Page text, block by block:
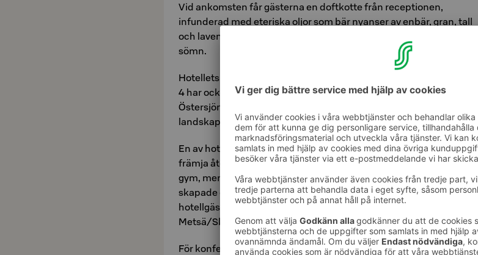
Vid ankomsten får gästerna en doftkotte från receptionen,
infunderad med eteriska oljor som bär nyanser av enbär, gran, tall
och lavendel. Placerad på nattduksbordet stödjer den en god natts
sömn.
Hotellets innergård har en charmig miniskog. Solo Sokos Hotel Pier
4 har också sitt eget ljudlandskap, som blandar ljuden från
Östersjön och skogsnaturen med vacker musik. Detta audiella
landskap skapar en lugnande atmosfär i hotellets olika utrymmen.
En av hotellets höjdpunkter är ett wellnessområde designat för att
främja återhämtning och avkoppling. "Nästan varje hotell har ett
gym, men få har sådana mentala gym. Vår designer, Tuuli Sotamaa,
skapade detta fridfulla och lugnande utrymme, tillgängligt för alla
hotellgäster att använda", säger Carita Peltonen från
Metsä/Skogen.
För konferensgäster presenteras naturupplevelsen genom en